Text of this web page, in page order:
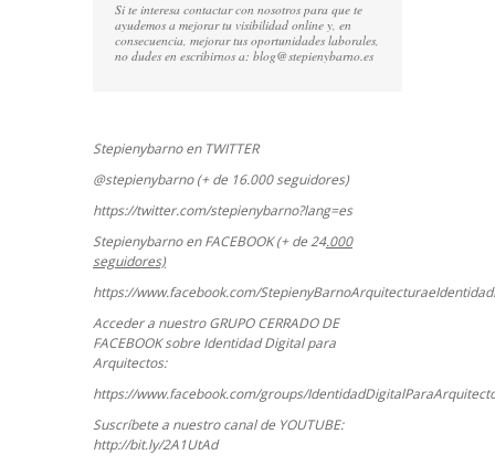
Si te interesa contactar con nosotros para que te
ayudemos a mejorar tu visibilidad online y, en
consecuencia, mejorar tus oportunidades laborales,
no dudes en escribirnos a: blog@stepienybarno.es
Stepienybarno en TWITTER
@stepienybarno (+ de 16.000 seguidores)
https://twitter.com/stepienybarno?lang=es
Stepienybarno en FACEBOOK (+ de 24.000
seguidores)
https://www.facebook.com/
Acceder a nuestro GRUPO CERRADO DE
FACEBOOK sobre Identidad Digital para
Arquitectos:
https://www.facebook.com/groups/
Suscríbete a nuestro canal de YOUTUBE:
http://bit.ly/2A1UtAd